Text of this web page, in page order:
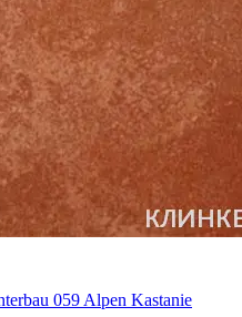
059 Alpen Kastanie